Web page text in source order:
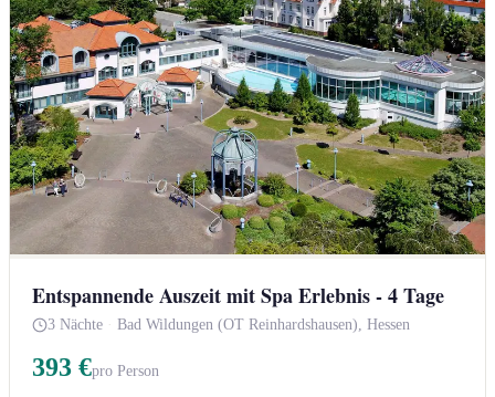
Entspannende Auszeit mit Spa Erlebnis - 4 Tage
3 Nächte · Bad Wildungen (OT Reinhardshausen), Hessen
393 €pro Person